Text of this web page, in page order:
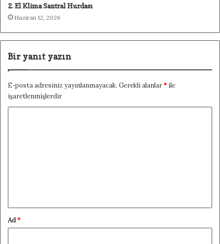
2. El Klima Santral Hurdası
Haziran 12, 2026
Bir yanıt yazın
E-posta adresiniz yayınlanmayacak. Gerekli alanlar* ile
işaretlenmişlerdir
Ad*